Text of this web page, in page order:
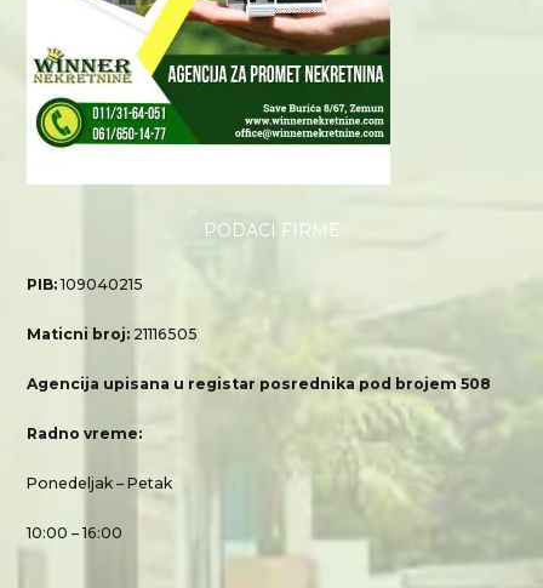
PODACI FIRME
PIB:109040215
Maticni broj: 21116505
Agencija upisana u registar posrednika pod brojem 508
Radno vreme:
Ponedeljak – Petak
10:00 – 16:00